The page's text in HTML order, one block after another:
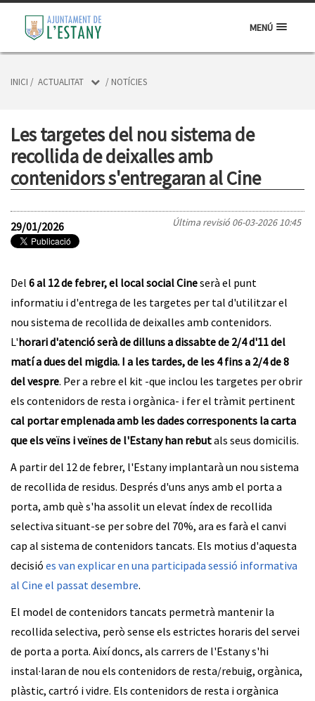
MENÚ
INICI / ACTUALITAT / NOTÍCIES
Les targetes del nou sistema de
recollida de deixalles amb
contenidors s'entregaran al Cine
Última revisió 06-03-2026 10:45
29/01/2026
Del 6 al 12 de febrer, el local social Cineserà el punt
informatiu i d'entrega de les targetes per tal d'utilitzar el
nou sistema de recollida de deixalles amb contenidors.
L'horari d'atenció serà de dilluns a dissabte de 2/4 d'11 del
matí a dues del migdia. I a les tardes, de les 4 fins a 2/4 de 8
del vespre. Per a rebre el kit -que inclou les targetes per obrir
els contenidors de resta i orgànica- i fer el tràmit pertinent
cal portar emplenada amb les dades corresponents la carta
que els veïns i veïnes de l'Estany han rebutals seus domicilis.
A partir del 12 de febrer, l'Estany implantarà un nou sistema
de recollida de residus. Després d'uns anys amb el porta a
porta, amb què s'ha assolit un elevat índex de recollida
selectiva situant-se per sobre del 70%, ara es farà el canvi
cap al sistema de contenidors tancats. Els motius d'aquesta
decisió es van explicar en una participada sessió informativa
al Cine el passat desembre.
El model de contenidors tancats permetrà mantenir la
recollida selectiva, però sense els estrictes horaris del servei
de porta a porta. Així doncs, als carrers de l'Estany s'hi
instal·laran de nou els contenidors de resta/rebuig, orgànica,
plàstic, cartró i vidre. Els contenidors de resta i orgànica